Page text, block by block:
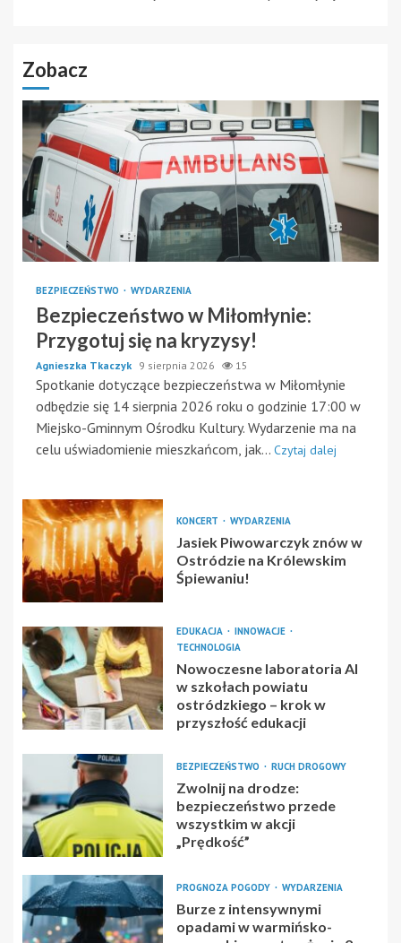
Zobacz
BEZPIECZEŃSTWO WYDARZENIA
Bezpieczeństwo w Miłomłynie:
Przygotuj się na kryzysy!
Agnieszka Tkaczyk 9 sierpnia 2026 15
Spotkanie dotyczące bezpieczeństwa w Miłomłynie
odbędzie się 14 sierpnia 2026 roku o godzinie 17:00 w
Miejsko-Gminnym Ośrodku Kultury. Wydarzenie ma na
celu uświadomienie mieszkańcom, jak... Czytaj dalej
KONCERT WYDARZENIA
Jasiek Piwowarczyk znów w
Ostródzie na Królewskim
Śpiewaniu!
EDUKACJA
INNOWACJE
TECHNOLOGIA
Nowoczesne laboratoria AI
w szkołach powiatu
ostródzkiego – krok w
przyszłość edukacji
BEZPIECZEŃSTWO RUCH DROGOWY
Zwolnij na drodze:
bezpieczeństwo przede
wszystkim w akcji
„Prędkość”
PROGNOZA POGODY WYDARZENIA
Burze z intensywnymi
opadami w warmińsko-